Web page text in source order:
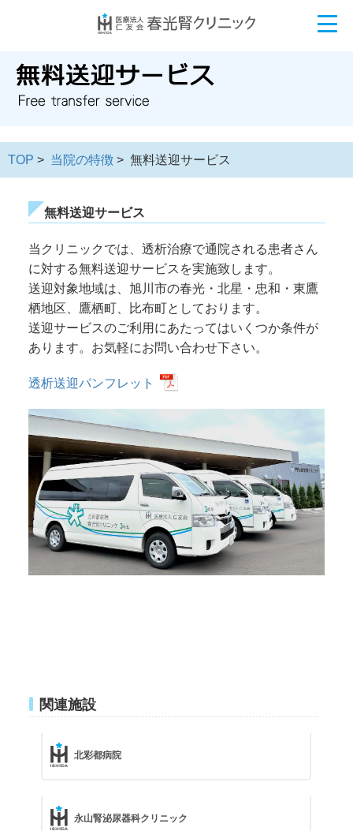
TOP > 当院の特徴 > 無料送迎サービス
無料送迎サービス
当クリニックでは、透析治療で通院される患者さん
に対する無料送迎サービスを実施致します。
送迎対象地域は、旭川市の春光・北星・忠和・東鷹
栖地区、鷹栖町、比布町としております。
送迎サービスのご利用にあたってはいくつか条件が
あります。お気軽にお問い合わせ下さい。
透析送迎パンフレット
関連施設
北彩都病院
永山腎泌尿器科クリニック